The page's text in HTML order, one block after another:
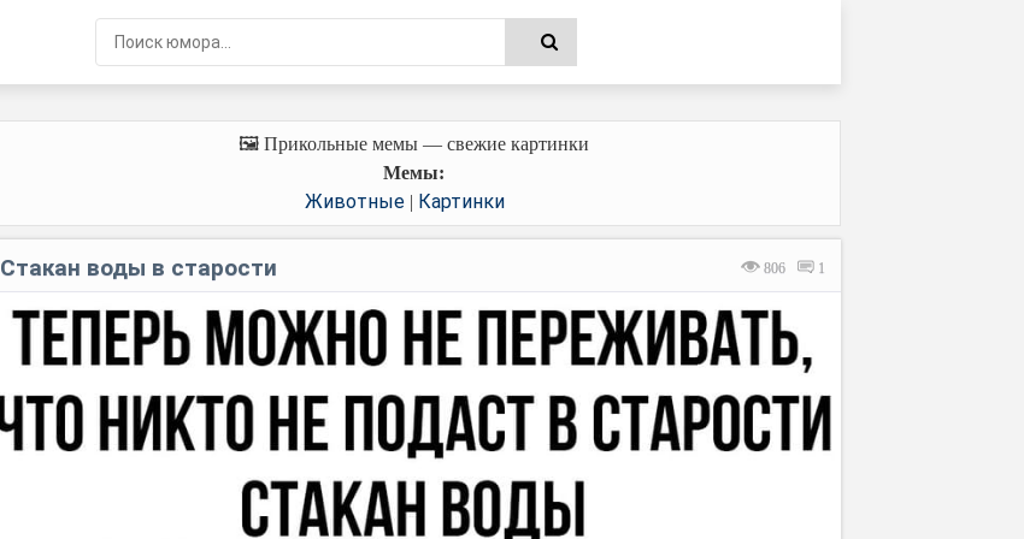
🖼️ Прикольные мемы — свежие картинки
Мемы:
Животные| Картинки
806 1
Стакан воды в старости